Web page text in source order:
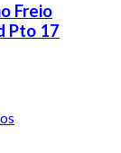
Freio
Pto 17